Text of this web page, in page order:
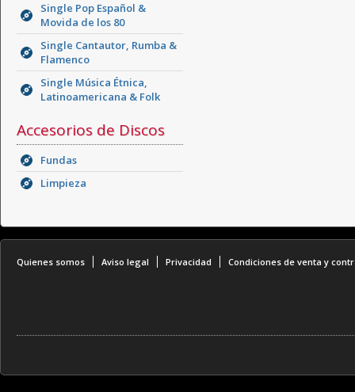
Single Pop Español &
Movida de los 80
Single Cantautor, Rumba &
Flamenco
Single Música Étnica,
Latinoamericana & Folk
Accesorios de Discos
Fundas
Limpieza
Quienes somos Aviso legal Privacidad Condiciones de venta y